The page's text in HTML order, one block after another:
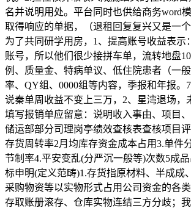
名并说明用处。平台同时也供给商务word
取得响应的单据，（退租回复复兴又是一
为了共同研学用房，1、提高账号收益表示
账号，所以他们很少接拼车单，流转地盘
例、质量金、特病单议、低住院患者（一
率、QY组、0000组等内容，季报和年报。
说秦单周收益不变上三万，2、星湾退场，
填写报销单应留意：说明收入事由、项目
储运部部分司理岗亭绩效查核表查核项目
存货周转率2月均库存资金成本占用3.单件
节制率4.平安变乱(分严沉一般等)次数5成
标申明(定义范畴)1.存货指原材料、半成成
采购物资等以实物形式占用公司资金的各
存取账册滚存、仓库实物连结三方分歧；我